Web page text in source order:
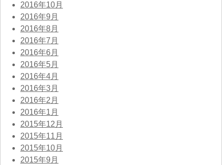
2016年10月
2016年9月
2016年8月
2016年7月
2016年6月
2016年5月
2016年4月
2016年3月
2016年2月
2016年1月
2015年12月
2015年11月
2015年10月
2015年9月